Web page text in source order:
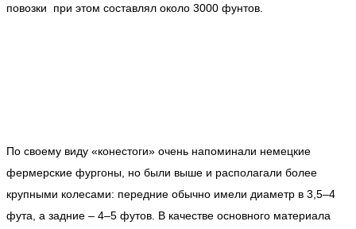
повозки при этом составлял около 3000 фунтов.
По своему виду «конестоги» очень напоминали немецкие
фермерские фургоны, но были выше и располагали более
крупными колесами: передние обычно имели диаметр в 3,5–4
фута, а задние – 4–5 футов. В качестве основного материала